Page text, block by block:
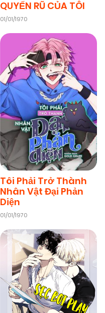
QUYẾN RŨ CỦA TÔI
01/01/1970
Tôi Phải Trở Thành
Nhân Vật Đại Phản
Diện
01/01/1970